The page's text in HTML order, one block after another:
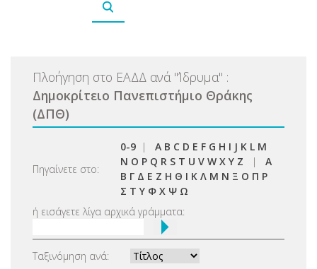
Πλοήγηση στο ΕΑΔΔ ανά "Ίδρυμα" :
Δημοκρίτειο Πανεπιστήμιο Θράκης
(ΔΠΘ)
Πηγαίνετε στο:
0-9 | A B C D E F G H I J K L M
N O P Q R S T U V W X Y Z | Α
Β Γ Δ Ε Ζ Η Θ Ι Κ Λ Μ Ν Ξ Ο Π Ρ
Σ Τ Υ Φ Χ Ψ Ω
ή εισάγετε λίγα αρχικά γράμματα:
Ταξινόμηση ανά: